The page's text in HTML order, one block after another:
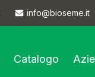
info@bioseme.it
Catalogo